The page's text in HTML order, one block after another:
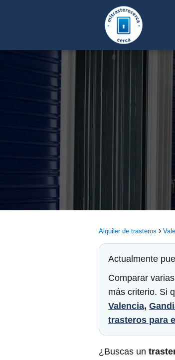
Alquiler de trasteros
Actualmente
Comparar
más criterio. Si
Valencia,
trasteros para
¿Buscas un